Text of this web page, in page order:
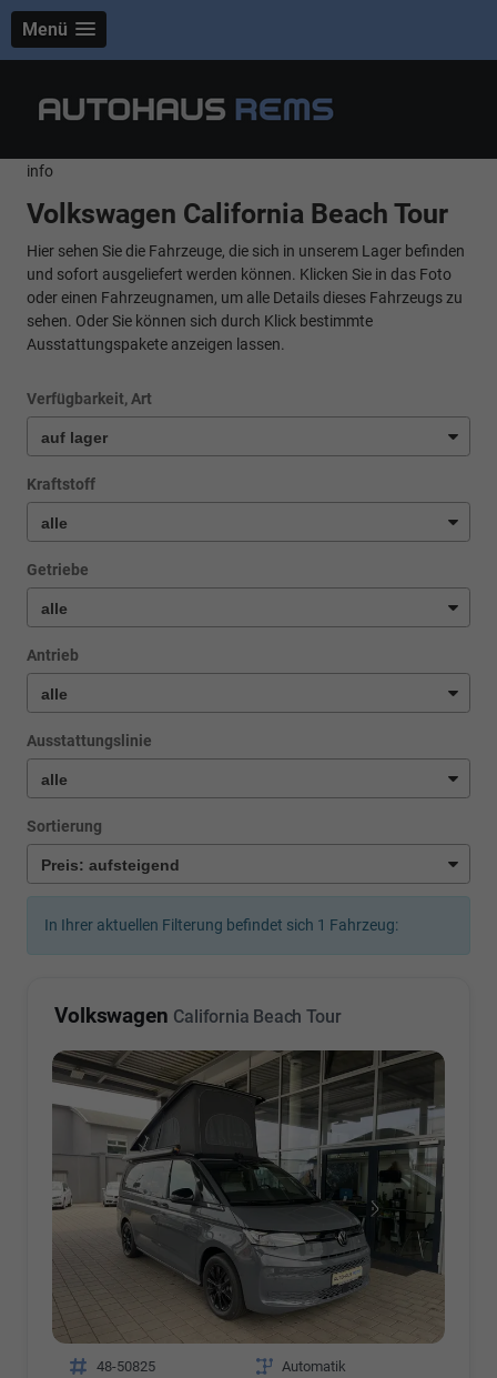
Menü
info
Volkswagen California Beach Tour
Hier sehen Sie die Fahrzeuge, die sich in unserem Lager befinden
und sofort ausgeliefert werden können. Klicken Sie in das Foto
oder einen Fahrzeugnamen, um alle Details dieses Fahrzeugs zu
sehen. Oder Sie können sich durch Klick bestimmte
Ausstattungspakete anzeigen lassen.
Verfügbarkeit, Art
Kraftstoff
Getriebe
Antrieb
Ausstattungslinie
Sortierung
In Ihrer aktuellen Filterung befindet sich 1 Fahrzeug:
Volkswagen California Beach Tour
Fahrzeugnr. 48-50825 Getriebe Automatik